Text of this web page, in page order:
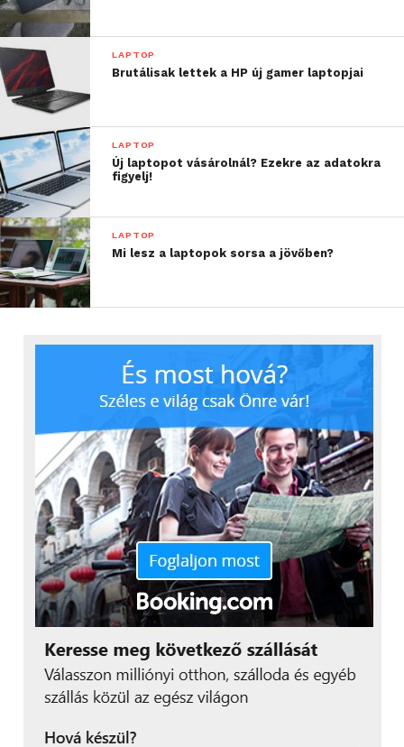
LAPTOP
Brutálisak lettek a HP új gamer laptopjai
LAPTOP
Új laptopot vásárolnál? Ezekre az adatokra
figyelj!
LAPTOP
Mi lesz a laptopok sorsa a jövőben?